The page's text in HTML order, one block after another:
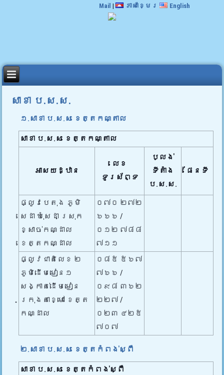
Mail | ភាសាខ្មែរ English
សាខា ប.ស.ស.
១.សាខា ប.ស.ស ខេត្តកណ្តាល
សាខា ប.ស.ស ខេត្តកណ្តាល
អាសយដ្ឋាន
លេខ
ទូរស័ព្ទ
ប្លង់
ទីតាំង
ប.ស.ស.
ផែនទី
ផ្លូវបេតុង ភូមិ
សេដា ឃុំសេដា ស្រុក
ខ្សាច់កណ្ដាល
ខេត្តកណ្ដាល
០៧០ ២៧២
៦៦៦ /
០១២ ៧៨៨
៧១១
ផ្លូវជាតិលេខ ២
ភូមិដើមមៀន១
សង្កាត់ដើមមៀន
ក្រុងតាខ្មៅ ខេត្ត
កណ្ដាល
០៨៥ ៥៦៧
៧៦៦ /
០៩៨ ៣៦២
២២៧ /
០២៣ ៤២៥
៧០៧
២.សាខា ប.ស.ស ខេត្តកំពង់ស្ពឺ
សាខា ប.ស.ស ខេត្តកំពង់ស្ពឺ